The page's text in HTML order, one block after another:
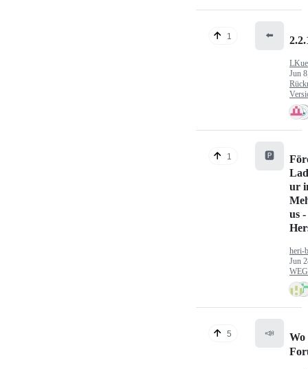
1 ⬅️
Jun
1 🅿️
ur
us -
heri-
Jun
5 📣
Wo